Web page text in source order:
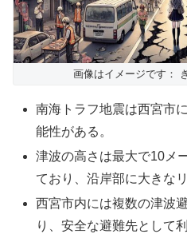
画像はイメージです：
南海トラフ地震は西宮市
能性がある。
津波の高さは最大で10メ
ており、沿岸部に大きな
西宮市内には複数の津波
り、安全な避難先として